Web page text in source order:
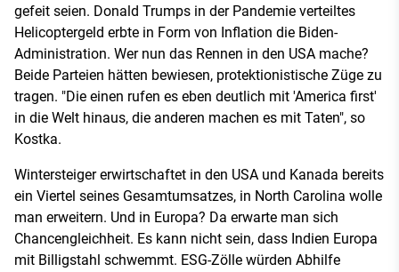
gefeit seien. Donald Trumps in der Pandemie verteiltes
Helicoptergeld erbte in Form von Inflation die Biden-
Administration. Wer nun das Rennen in den USA mache?
Beide Parteien hätten bewiesen, protektionistische Züge zu
tragen. "Die einen rufen es eben deutlich mit 'America first'
in die Welt hinaus, die anderen machen es mit Taten", so
Kostka.
Wintersteiger erwirtschaftet in den USA und Kanada bereits
ein Viertel seines Gesamtumsatzes, in North Carolina wolle
man erweitern. Und in Europa? Da erwarte man sich
Chancengleichheit. Es kann nicht sein, dass Indien Europa
mit Billigstahl schwemmt. ESG-Zölle würden Abhilfe